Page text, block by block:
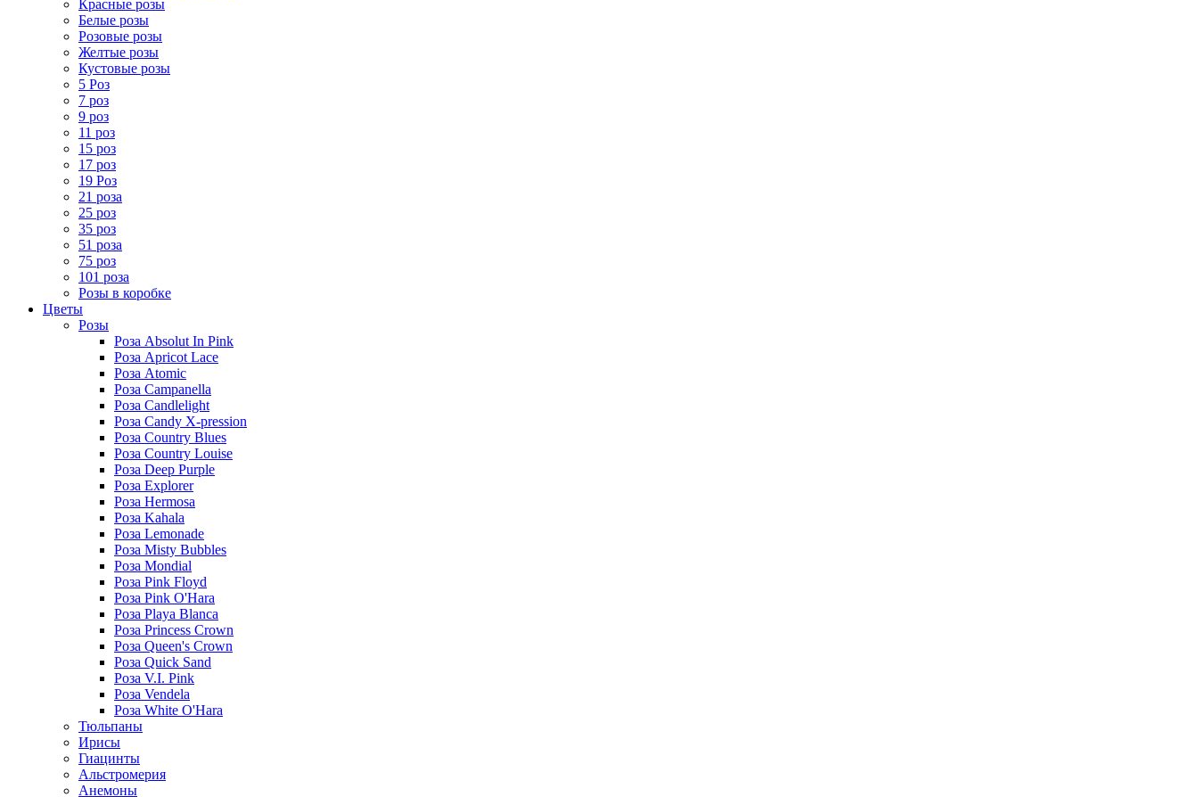
Красные розы
Белые розы
Розовые розы
Желтые розы
Кустовые розы
5 Роз
7 роз
9 роз
11 роз
15 роз
17 роз
19 Роз
21 роза
25 роз
35 роз
51 роза
75 роз
101 роза
Розы в коробке
Цветы
Розы
Роза Absolut In Pink
Роза Apricot Lace
Роза Atomic
Роза Campanella
Роза Candlelight
Роза Candy X-pression
Роза Country Blues
Роза Country Louise
Роза Deep Purple
Роза Explorer
Роза Hermosa
Роза Kahala
Роза Lemonade
Роза Misty Bubbles
Роза Mondial
Роза Pink Floyd
Роза Pink O'Hara
Роза Playa Blanca
Роза Princess Crown
Роза Queen's Crown
Роза Quick Sand
Роза V.I. Pink
Роза Vendela
Роза White O'Hara
Тюльпаны
Ирисы
Гиацинты
Альстромерия
Анемоны